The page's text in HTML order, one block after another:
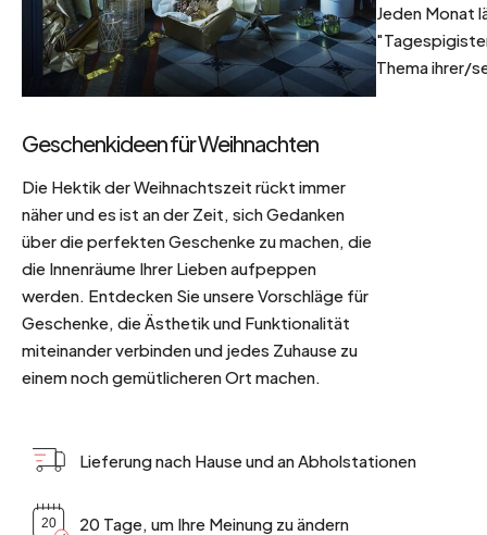
Geschenkideen für Weihnachten
Die Hektik der Weihnachtszeit rückt immer
näher und es ist an der Zeit, sich Gedanken
über die perfekten Geschenke zu machen, die
die Innenräume Ihrer Lieben aufpeppen
werden. Entdecken Sie unsere Vorschläge für
Geschenke, die Ästhetik und Funktionalität
miteinander verbinden und jedes Zuhause zu
einem noch gemütlicheren Ort machen.
Jeden Monat
Thema ihrer/
Lieferung nach Hause und an Abholstationen
20 Tage, um Ihre Meinung zu ändern